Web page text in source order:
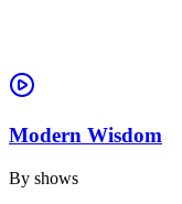
Modern Wisdom
By shows